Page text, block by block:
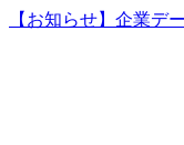
【お知らせ】企業デ